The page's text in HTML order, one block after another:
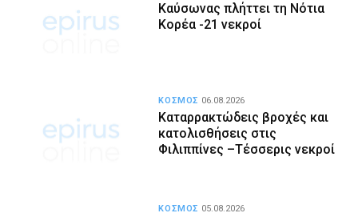
Καύσωνας πλήττει τη Νότια
Κορέα -21 νεκροί
Καταρρακτώδεις βροχές και
κατολισθήσεις στις
Φιλιππίνες –Τέσσερις νεκροί
ΚΟΣΜΟΣ 06.08.2026
ΚΟΣΜΟΣ 05.08.2026